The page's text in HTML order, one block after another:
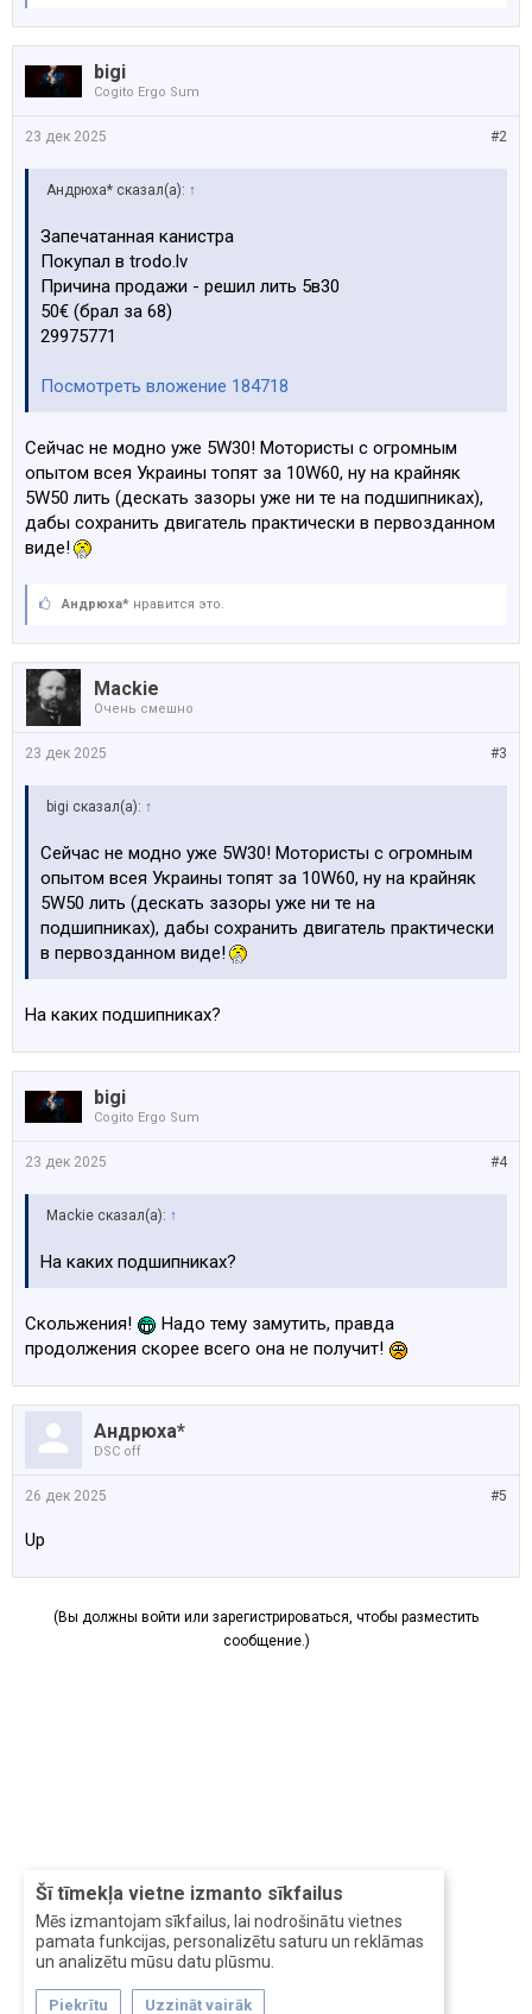
Šī tīmekļa vietne izmanto sīkfailus
Mēs izmantojam sīkfailus, lai nodrošinātu vietnes
pamata funkcijas, personalizētu saturu un reklāmas
un analizētu mūsu datu plūsmu.
Piekrītu Uzzināt vairāk
bigi
Cogito Ergo Sum
#2
23 дек 2025
Андрюха* сказал(а): ↑
Запечатанная канистра
Покупал в trodo.lv
Причина продажи - решил лить 5в30
50€ (брал за 68)
29975771
Посмотреть вложение 184718
Сейчас не модно уже 5W30! Мотористы с огромным
опытом всея Украины топят за 10W60, ну на крайняк
5W50 лить (дескать зазоры уже ни те на подшипниках),
дабы сохранить двигатель практически в первозданном
виде!
Андрюха* нравится это.
Mackie
Очень смешно
#3
23 дек 2025
bigi сказал(а): ↑
Сейчас не модно уже 5W30! Мотористы с огромным
опытом всея Украины топят за 10W60, ну на крайняк
5W50 лить (дескать зазоры уже ни те на
подшипниках), дабы сохранить двигатель практически
в первозданном виде!
На каких подшипниках?
bigi
Cogito Ergo Sum
#4
23 дек 2025
Mackie сказал(а): ↑
На каких подшипниках?
Скольжения!
Надо тему замутить, правда
продолжения скорее всего она не получит!
Андрюха*
DSC off
#5
26 дек 2025
Up
(Вы должны войти или зарегистрироваться, чтобы разместить
сообщение.)